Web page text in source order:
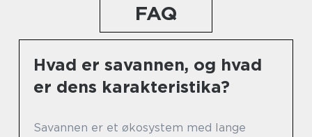
FAQ
Hvad er savannen, og hvad
er dens karakteristika?
Savannen er et økosystem med lange